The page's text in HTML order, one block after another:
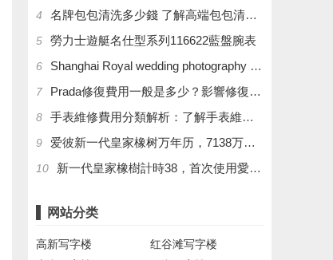
4 名牌包包清洗多少錢 了解高端包包清洗的費用
5 勞力士遊艇名仕型系列116622藍盤腕表
6 Shanghai Royal wedding photography costumes and props
7 ​Prada修復費用一般是多少？影響修復費用的因素解析
8 ​手表維修費用分類解析：了解手表維修價格的不同類型
9 爱彼新一代皇家橡树万年历，7138万年历机芯构造
10 新一代皇家橡樹計時38，首次使用愛彼自產機芯。
网站分类
高新写字楼
红谷滩写字楼